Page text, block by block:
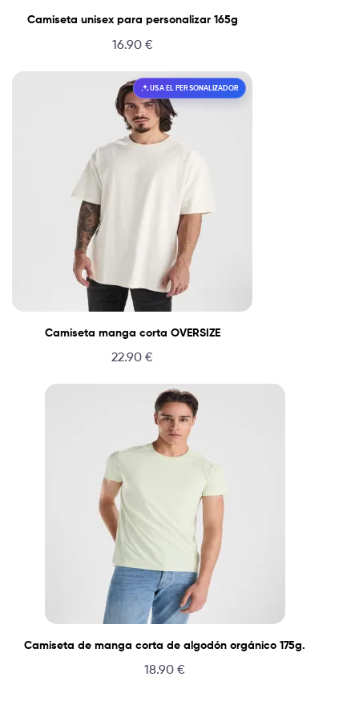
Camiseta unisex para personalizar 165g
16.90 €
USA EL PERSONALIZADOR
Camiseta manga corta OVERSIZE
22.90 €
Camiseta de manga corta de algodón orgánico 175g.
18.90 €